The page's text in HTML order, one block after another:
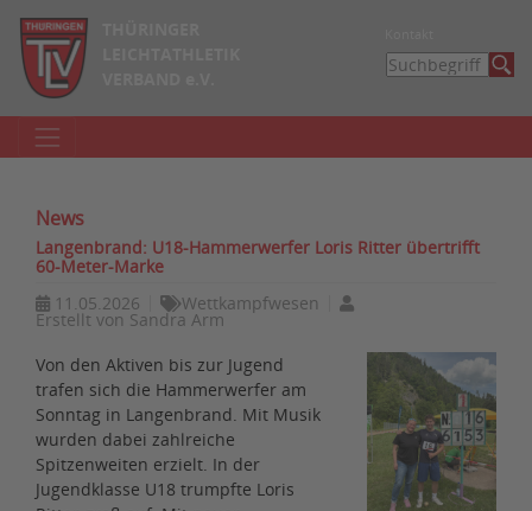
News
Langenbrand: U18-Hammerwerfer Loris Ritter übertrifft
60-Meter-Marke
11.05.2026
Wettkampfwesen
Erstellt von Sandra Arm
Von den Aktiven bis zur Jugend
trafen sich die Hammerwerfer am
Sonntag in Langenbrand. Mit Musik
wurden dabei zahlreiche
Spitzenweiten erzielt. In der
Jugendklasse U18 trumpfte Loris